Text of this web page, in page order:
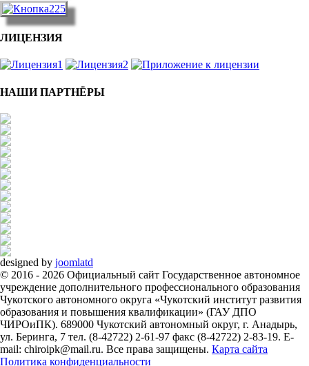
ЛИЦЕНЗИЯ
НАШИ ПАРТНЁРЫ
designed by joomlatd
© 2016 - 2026 Официальный сайт Государственное автономное
учреждение дополнительного профессионального образования
Чукотского автономного округа «Чукотский институт развития
образования и повышения квалификации» (ГАУ ДПО
ЧИРОиПК). 689000 Чукотский автономный округ, г. Анадырь,
ул. Беринга, 7 тел. (8-42722) 2-61-97 факс (8-42722) 2-83-19. E-
mail: chiroipk@mail.ru. Все права защищены. Карта сайта
Политика конфиденциальности